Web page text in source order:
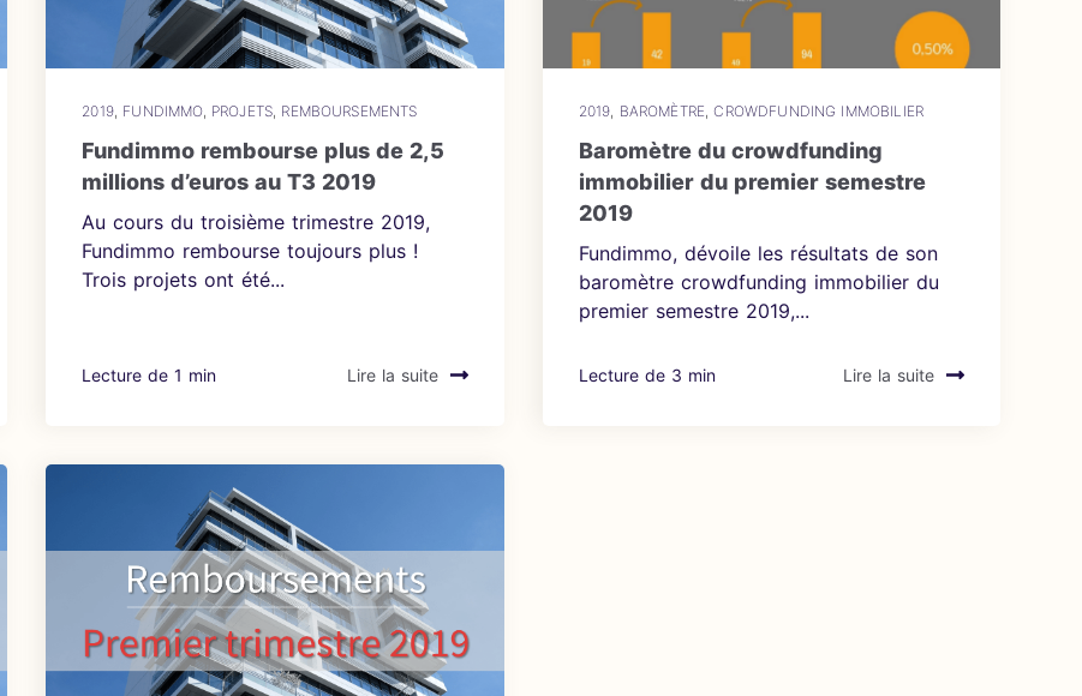
2019, FUNDIMMO, PROJETS REMBOURSEMENTS
Fundimmo rembourse plus de 2,5
millions d’euros au T3 2019
Au cours du troisième trimestre 2019,
Fundimmo rembourse toujours plus !
Trois projets ont été...
Lecture de 1 min Lire la suite
2019 BAROMÈTRE ,CROWDFUNDING IMMOBILIER
Baromètre du crowdfunding
immobilier du premier semestre
2019
Fundimmo, dévoile les résultats de son
baromètre crowdfunding immobilier du
premier semestre 2019,...
Lecture de 3 min Lire la suite